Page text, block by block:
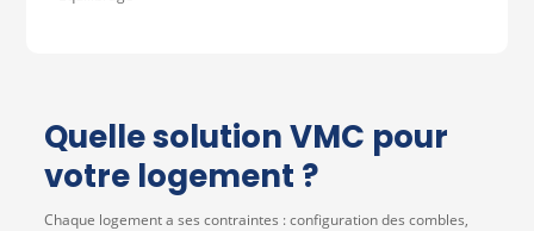
Quelle solution VMC pour
votre logement ?
Chaque logement a ses contraintes : configuration des combles,